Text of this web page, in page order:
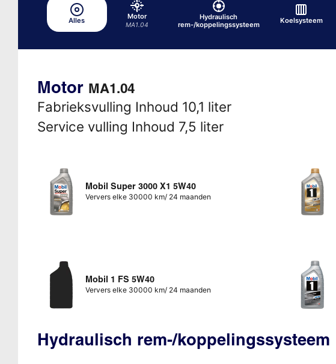
Alles
Motor
MA1.04
Hydraulisch
rem-/koppelingssysteem
Koelsysteem
Motor MA1.04
Fabrieksvulling Inhoud 10,1 liter
Service vulling Inhoud 7,5 liter
Mobil Super 3000 X1 5W40
Ververs elke 30000 km/ 24 maanden
Mobil 1 FS 5W40
Ververs elke 30000 km/ 24 maanden
Hydraulisch rem-/koppelingssysteem